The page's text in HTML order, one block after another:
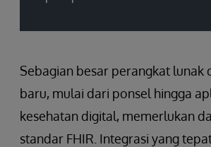
Sebagian besar perangkat lunak
baru, mulai dari ponsel hingga
kesehatan digital, memerlukan
standar FHIR. Integrasi yang